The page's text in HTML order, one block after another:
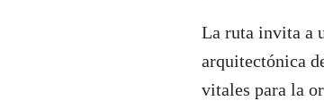
La ruta invita a
arquitectónica
vitales para la